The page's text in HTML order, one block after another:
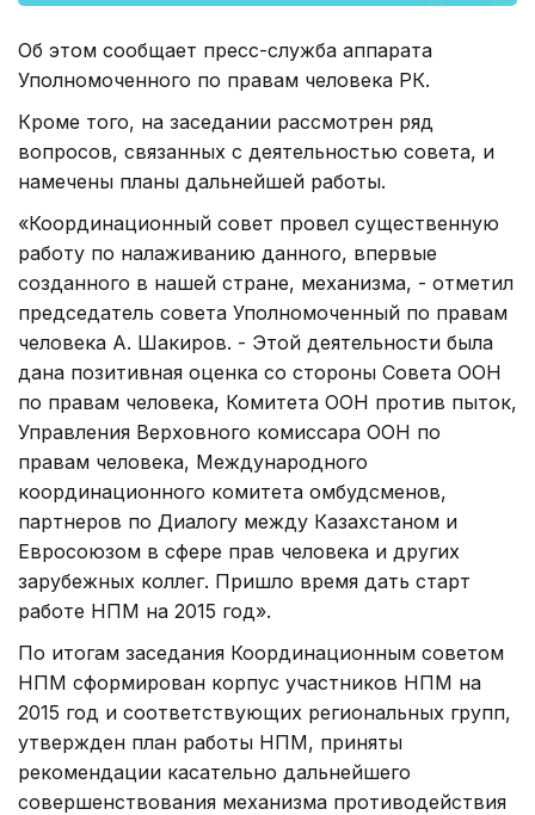
Об этом сообщает пресс-служба аппарата
Уполномоченного по правам человека РК.
Кроме того, на заседании рассмотрен ряд
вопросов, связанных с деятельностью совета, и
намечены планы дальнейшей работы.
«Координационный совет провел существенную
работу по налаживанию данного, впервые
созданного в нашей стране, механизма, - отметил
председатель совета Уполномоченный по правам
человека А. Шакиров. - Этой деятельности была
дана позитивная оценка со стороны Совета ООН
по правам человека, Комитета ООН против пыток,
Управления Верховного комиссара ООН по
правам человека, Международного
координационного комитета омбудсменов,
партнеров по Диалогу между Казахстаном и
Евросоюзом в сфере прав человека и других
зарубежных коллег. Пришло время дать старт
работе НПМ на 2015 год».
По итогам заседания Координационным советом
НПМ сформирован корпус участников НПМ на
2015 год и соответствующих региональных групп,
утвержден план работы НПМ, приняты
рекомендации касательно дальнейшего
совершенствования механизма противодействия